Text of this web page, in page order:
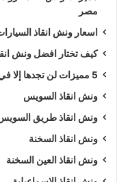
مصر
اسعار ونش انقاذ
كيف تختار افضل ونش
5 مميزات لن تجدها إلا في ونش انقاذ الرواد لإنقاذ السيارات !
ونش انقاذ السويس
ونش انقاذ طريق
ونش انقاذ السخنة
ونش انقاذ العين السخنة